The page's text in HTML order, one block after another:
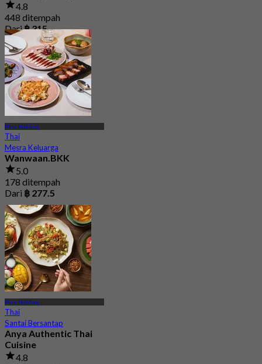
4.8
448 ditempah
Dari฿ 315
Phra Nakhon
Thai
Mesra Keluarga
Wanwaan.BKK
5.0
178 ditempah
Dari ฿ 277.5
Phra Nakhon
Thai
Santai Bersantap
Anya Authentic Thai
Cuisine
4.8